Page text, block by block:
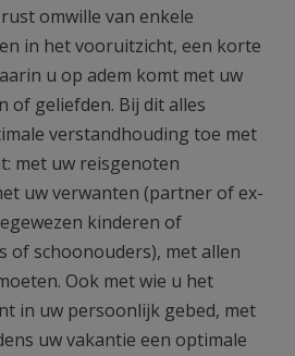
omwille van enkele
in het vooruitzicht, een korte
u op adem komt met uw
of geliefden. Bij dit alles
verstandhouding toe met
met uw reisgenoten
uw verwanten (partner of ex-
kinderen of
of schoonouders), met allen
Ook met wie u het
in uw persoonlijk gebed, met
uw vakantie een optimale